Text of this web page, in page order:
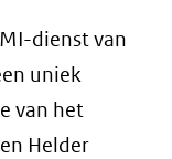
dienst van
uniek
van het
Helder